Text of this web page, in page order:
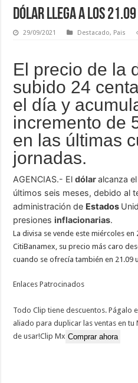
Dólar llega a los 21.09
29/09/2021 Destacado, Pais
El precio de la
subido 24
el día y
incremento de
en las últimas
jornadas.
AGENCIAS.- Eldólaralcanza
últimos seis meses, debido al
administración de Estados
presionesinflacionarias.
La divisa se vende este miércoles
CitiBanamex, su precio más caro
cuando se ofrecía también en 21.09
Enlaces Patrocinados
Todo Clip tiene descuentos. Págalo
aliado para duplicar las ventas en tu
de usar!Clip Mx Comprar ahora